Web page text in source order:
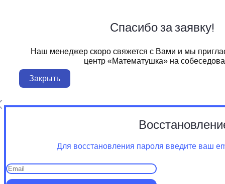
Спасибо за заявку!
Наш менеджер скоро свяжется с Вами и мы
центр «Математушка» на
Закрыть
Для восстановления пароля введите ваш